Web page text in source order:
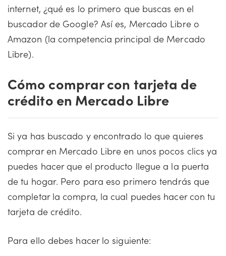
internet, ¿qué es lo primero que buscas en el
buscador de Google? Así es, Mercado Libre o
Amazon (la competencia principal de Mercado
Libre).
Cómo comprar con tarjeta de
crédito en Mercado Libre
Si ya has buscado y encontrado lo que quieres
comprar en Mercado Libre en unos pocos clics ya
puedes hacer que el producto llegue a la puerta
de tu hogar. Pero para eso primero tendrás que
completar la compra, la cual puedes hacer con tu
tarjeta de crédito.
Para ello debes hacer lo siguiente: